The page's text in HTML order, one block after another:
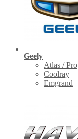
Geely
Atlas / Pro
Coolray
Emgrand